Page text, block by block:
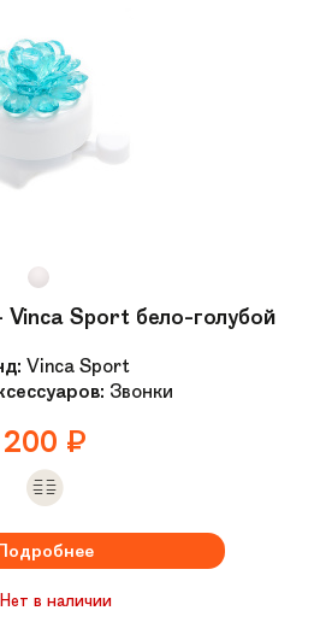
Sport бело-голубой
Vinca Sport
Звонки
200 ₽
Нет в наличии